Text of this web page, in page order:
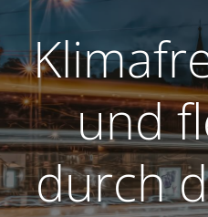
und
durch